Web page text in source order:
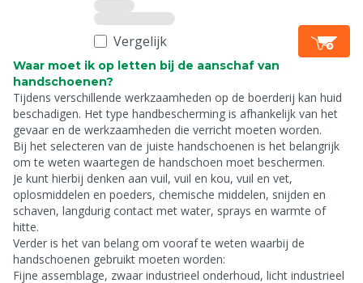
Vergelijk
Waar moet ik op letten bij de aanschaf van
handschoenen?
Tijdens verschillende werkzaamheden op de boerderij kan huid
beschadigen. Het type handbescherming is afhankelijk van het
gevaar en de werkzaamheden die verricht moeten worden.
Bij het selecteren van de juiste handschoenen is het belangrijk
om te weten waartegen de handschoen moet beschermen.
Je kunt hierbij denken aan vuil, vuil en kou, vuil en vet,
oplosmiddelen en poeders, chemische middelen, snijden en
schaven, langdurig contact met water, sprays en warmte of
hitte.
Verder is het van belang om vooraf te weten waarbij de
handschoenen gebruikt moeten worden:
Fijne assemblage, zwaar industrieel onderhoud, licht industrieel